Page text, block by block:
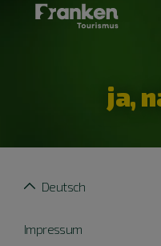
ja,
Impressum
Deutsch